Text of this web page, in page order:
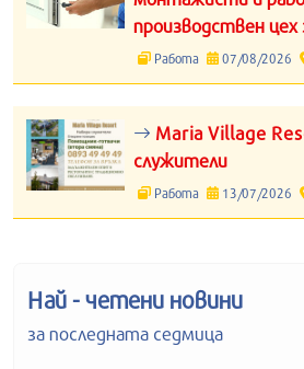
производствен цех
Работа 07/08/2026
Maria Village
служители
Работа 13/07/2026
Най - четени новини
за последната седмица